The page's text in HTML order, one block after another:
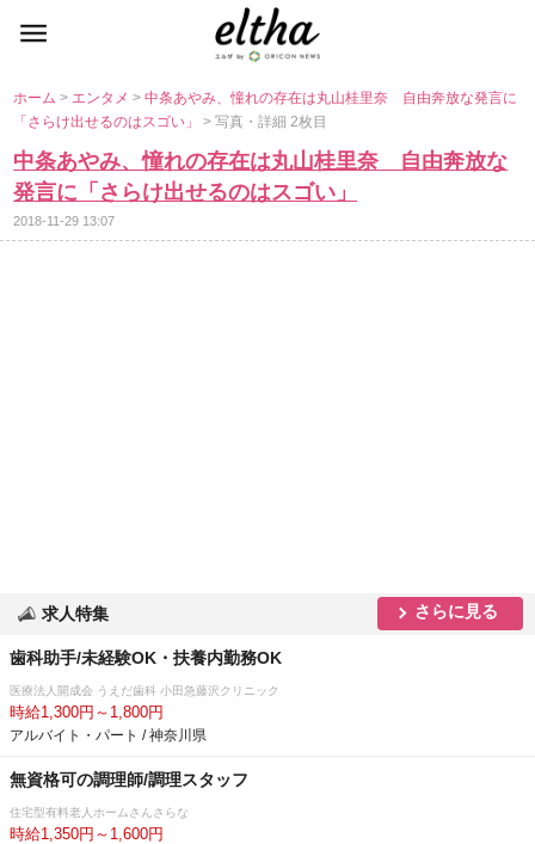
ホーム> エンタメ>中条あやみ、憧れの存在は丸山桂里奈 自由奔放な発言に
「さらけ出せるのはスゴい」> 写真・詳細 2枚目
中条あやみ、憧れの存在は丸山桂里奈 自由奔放な
発言に「さらけ出せるのはスゴい」
2018-11-29 13:07
求人特集 さらに見る
歯科助手/未経験OK・扶養内勤務OK
医療法人開成会 うえだ歯科 小田急藤沢クリニック
時給1,300円～1,800円
アルバイト・パート / 神奈川県
無資格可の調理師/調理スタッフ
住宅型有料老人ホームさんさらな
時給1,350円～1,600円